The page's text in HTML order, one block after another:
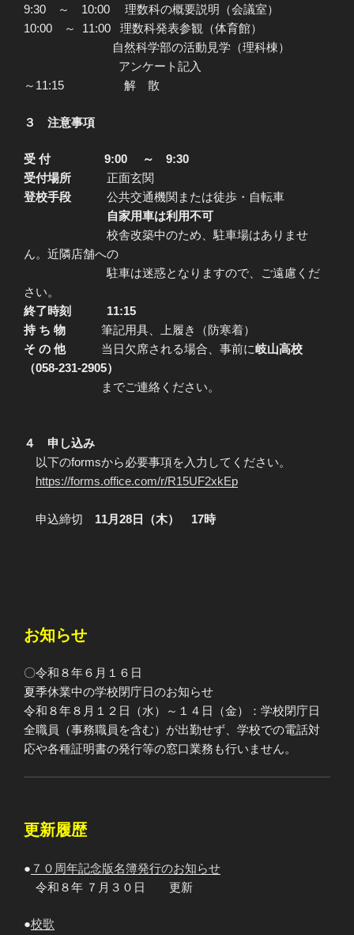
9:30 ～ 10:00 理数科の概要説明（会議室）
10:00 ～ 11:00 理数科発表参観（体育館）
自然科学部の活動見学（理科棟）
アンケート記入
～11:15 解 散
３ 注意事項
受 付 9:00 ～ 9:30
受付場所 正面玄関
登校手段 公共交通機関または徒歩・自転車
自家用車は利用不可
校舎改築中のため、駐車場はありませ
ん。近隣店舗への
駐車は迷惑となりますので、ご遠慮くだ
さい。
終了時刻 11:15
持 ち 物 筆記用具、上履き（防寒着）
そ の 他 当日欠席される場合、事前に岐山高校
（058-231-2905）
までご連絡ください。
４ 申し込み
以下のformsから必要事項を入力してください。
https://forms.office.com/r/R15UF2xkEp
申込締切 11月28日（木） 17時
お知らせ
〇令和８年６月１６日
夏季休業中の学校閉庁日のお知らせ
令和８年８月１２日（水）～１４日（金）：学校閉庁日
全職員（事務職員を含む）が出勤せず、学校での電話対
応や各種証明書の発行等の窓口業務も行いません。
更新履歴
● ７０周年記念版名簿発行のお知らせ
令和８年 ７月３０日 更新
●校歌